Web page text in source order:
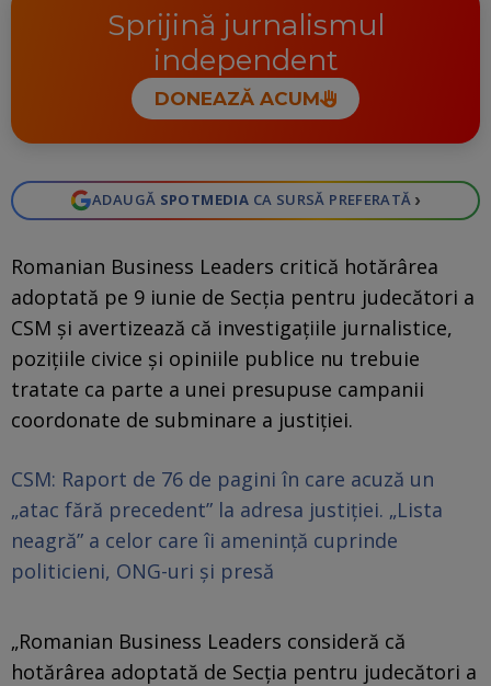
Sprijină jurnalismul
independent
DONEAZĂ ACUM
ADAUGĂ SPOTMEDIA CA SURSĂ PREFERATĂ ›
Romanian Business Leaders critică hotărârea
adoptată pe 9 iunie de Secția pentru judecători a
CSM și avertizează că investigațiile jurnalistice,
pozițiile civice și opiniile publice nu trebuie
tratate ca parte a unei presupuse campanii
coordonate de subminare a justiției.
CSM: Raport de 76 de pagini în care acuză un
„atac fără precedent” la adresa justiției. „Lista
neagră” a celor care îi amenință cuprinde
politicieni, ONG-uri și presă
„Romanian Business Leaders consideră că
hotărârea adoptată de Secția pentru judecători a